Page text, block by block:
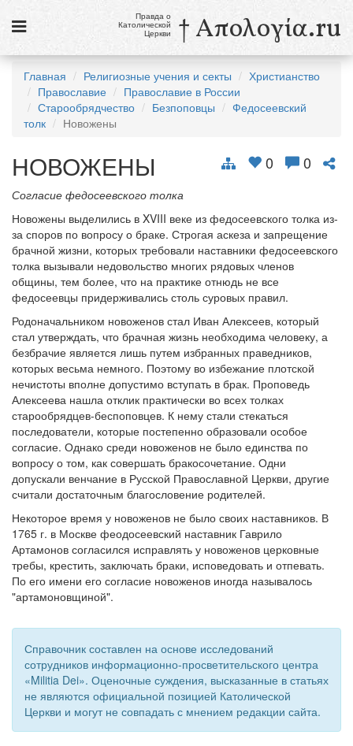
Новости
Католики в России
Галерея
Викторины
Ссылки
Религиозные учения и секты, справочник
9 августа
см. календарь
Обратная связь
mail@apologia.ru
Отправить сообщение
Вход
Правда о
Католической
Церкви † Απολογία.ru
Главная Религиозные учения и секты
Христианство
Православие
Православие в России
Старообрядчество
Безпоповцы
Федосеевский
толк
Новожены
0 0
НОВОЖЕНЫ
Согласие федосеевского толка
Новожены выделились в XVIII веке из федосеевского толка из-
за споров по вопросу о браке. Строгая аскеза и запрещение
брачной жизни, которых требовали наставники федосеевского
толка вызывали недовольство многих рядовых членов
общины, тем более, что на практике отнюдь не все
федосеевцы придерживались столь суровых правил.
Родоначальником новоженов стал Иван Алексеев, который
стал утверждать, что брачная жизнь необходима человеку, а
безбрачие является лишь путем избранных праведников,
которых весьма немного. Поэтому во избежание плотской
нечистоты вполне допустимо вступать в брак. Проповедь
Алексеева нашла отклик практически во всех толках
старообрядцев-беспоповцев. К нему стали стекаться
последователи, которые постепенно образовали особое
согласие. Однако среди новоженов не было единства по
вопросу о том, как совершать бракосочетание. Одни
допускали венчание в Русской Православной Церкви, другие
считали достаточным благословение родителей.
Некоторое время у новоженов не было своих наставников. В
1765 г. в Москве феодосеевский наставник Гаврило
Артамонов согласился исправлять у новоженов церковные
требы, крестить, заключать браки, исповедовать и отпевать.
По его имени его согласие новоженов иногда называлось
"артамоновщиной".
Справочник составлен на основе исследований
сотрудников информационно-просветительского центра
«Militia Dei». Оценочные суждения, высказанные в статьях
не являются официальной позицией Католической
Церкви и могут не совпадать с мнением редакции сайта.